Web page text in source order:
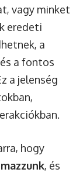
vagy minket
eredeti
a
a fontos
a jelenség
hogy
, és